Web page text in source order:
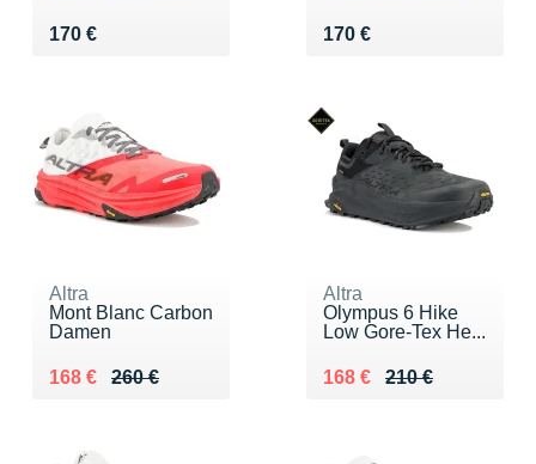
170 €
Vendu 170 € 170 €
Vendu 170 €
Altra
Mont Blanc Carbon
Damen
260 €
Au lieu de 260 €
168 €
Vendu 168 €
Altra
Olympus 6 Hike
Low Gore-Tex He...
210 €
Au lieu de 210 €
168 €
Vendu 168 €